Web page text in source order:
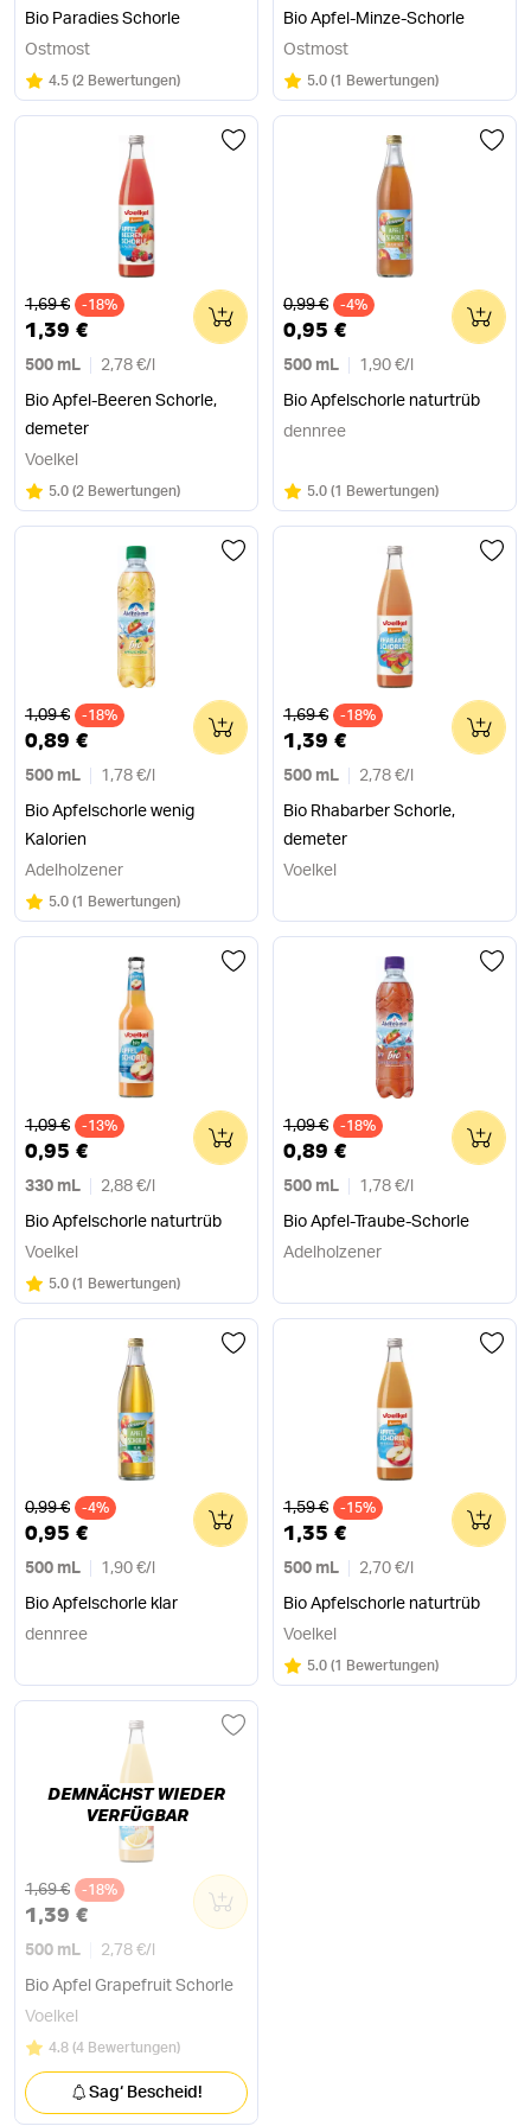
Bio Paradies Schorle
Ostmost
Bewertung:
4.5/5
(2 Bewertungen)
Bio Apfel-Minze-Schorle
Ostmost
Bewertung:
5.0/5
(1 Bewertungen)
Alter Preis
1,69 € -18%
1,39 €
500 mL 2,78 €/
Bio Apfel-Beeren Schorle,
demeter
0
Voelkel
Bewertung:
5.0/5
(2 Bewertungen)
Alter Preis
0,99 € -4%
0,95 €
500 mL 1,90 €/
Bio Apfelschorle naturtrüb
0
dennree
Bewertung:
5.0/5
(1 Bewertungen)
Alter Preis
1,09 € -18%
0,89 €
500 mL 1,78 €/
Bio Apfelschorle wenig
Kalorien
0
Adelholzener
Bewertung:
5.0/5
(1 Bewertungen)
Alter Preis
1,69 € -18%
1,39 €
500 mL 2,78 €/
Bio Rhabarber Schorle,
demeter
0
Voelkel
Alter Preis
1,09 € -13%
0,95 €
330 mL 2,88 €/
Bio Apfelschorle naturtrüb
0
Voelkel
Bewertung:
5.0/5
(1 Bewertungen)
Alter Preis
1,09 € -18%
0,89 €
500 mL 1,78 €/
Bio Apfel-Traube-Schorle
0
Adelholzener
Alter Preis
0,99 € -4%
0,95 €
500 mL 1,90 €/
Bio Apfelschorle klar
0
dennree
Alter Preis
1,59 € -15%
1,35 €
500 mL 2,70 €/
Bio Apfelschorle naturtrüb
0
Voelkel
Bewertung:
5.0/5
(1 Bewertungen)
Alter Preis
1,69 € -18%
1,39 €
500 mL 2,78 €/
Bio Apfel Grapefruit Schorle
0
Voelkel
Bewertung:
4.8/5
(4 Bewertungen)
DEMNÄCHST WIEDER
VERFÜGBAR
Sag‘ Bescheid!